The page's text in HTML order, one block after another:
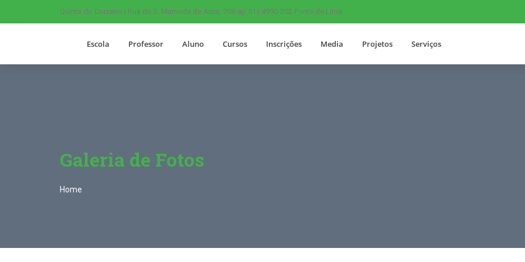
Quinta do Cruzeiro | Rua de S. Mamede de Arca, 768-ap 51 | 4990-202 Ponte de Lima
Escola Professor Aluno Cursos Inscrições Media Projetos Serviços
Galeria de Fotos
Home